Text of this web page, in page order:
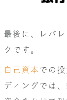
最後に、レバ
クです。
自己資本 での
ディングでは